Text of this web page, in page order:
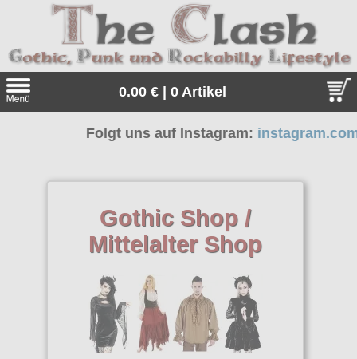
0.00 € | 0 Artikel
Suche
Angebote
Sonderangebote
Geschenketipps
Gratis
Kleidung/Gothic
alle Artikel
Girlblusen
Punkrock
Folgt uns auf Instagram:instagram.com/
Gothic Shop /
Mittelalter Shop